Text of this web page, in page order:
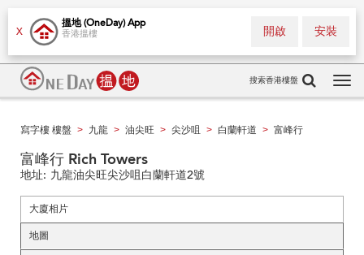
X
搵地 (OneDay) App
香港搵樓 安裝
開啟
搜索香港樓盤
寫字樓 樓盤 > 九龍 > 油尖旺 > 尖沙咀 > 白蘭軒道 > 富峰行
富峰行 Rich Towers
地址: 九龍油尖旺尖沙咀白蘭軒道2號
大廈相片
地圖